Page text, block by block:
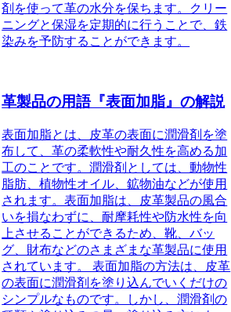
剤を使って革の水分を保ちます。クリー
ニングと保湿を定期的に行うことで、鉄
染みを予防することができます。
革製品の用語『表面加脂』の解説
表面加脂とは、皮革の表面に潤滑剤を塗
布して、革の柔軟性や耐久性を高める加
工のことです。潤滑剤としては、動物性
脂肪、植物性オイル、鉱物油などが使用
されます。表面加脂は、皮革製品の風合
いを損なわずに、耐摩耗性や防水性を向
上させることができるため、靴、バッ
グ、財布などのさまざまな革製品に使用
されています。 表面加脂の方法は、皮革
の表面に潤滑剤を塗り込んでいくだけの
シンプルなものです。しかし、潤滑剤の